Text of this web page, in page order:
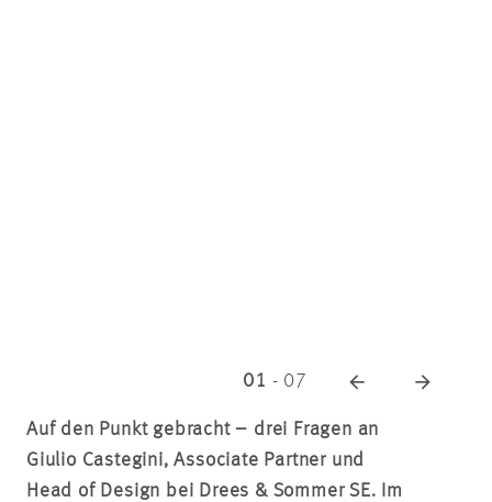
01 - 07
Auf den Punkt gebracht – drei Fragen an
Giulio Castegini, Associate Partner und
Head of Design bei Drees & Sommer SE. Im